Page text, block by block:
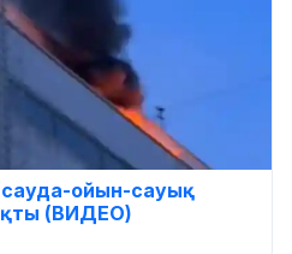
ойын-сауық
(ВИДЕО)